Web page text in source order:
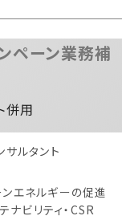
ペーン業務補
併用
サルタント
ンエネルギーの促進
ナビリティ・CSR